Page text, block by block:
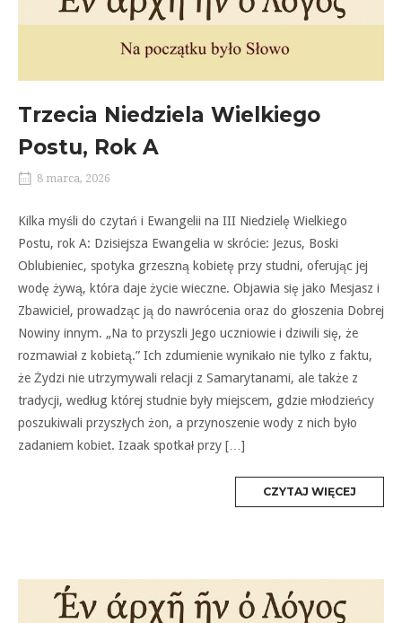
Trzecia Niedziela Wielkiego
Postu, Rok A
8 marca, 2026
Kilka myśli do czytań i Ewangelii na III Niedzielę Wielkiego
Postu, rok A: Dzisiejsza Ewangelia w skrócie: Jezus, Boski
Oblubieniec, spotyka grzeszną kobietę przy studni, oferując jej
wodę żywą, która daje życie wieczne. Objawia się jako Mesjasz i
Zbawiciel, prowadząc ją do nawrócenia oraz do głoszenia Dobrej
Nowiny innym. „Na to przyszli Jego uczniowie i dziwili się, że
rozmawiał z kobietą.” Ich zdumienie wynikało nie tylko z faktu,
że Żydzi nie utrzymywali relacji z Samarytanami, ale także z
tradycji, według której studnie były miejscem, gdzie młodzieńcy
poszukiwali przyszłych żon, a przynoszenie wody z nich było
zadaniem kobiet. Izaak spotkał przy […]
CZYTAJ WIĘCEJ